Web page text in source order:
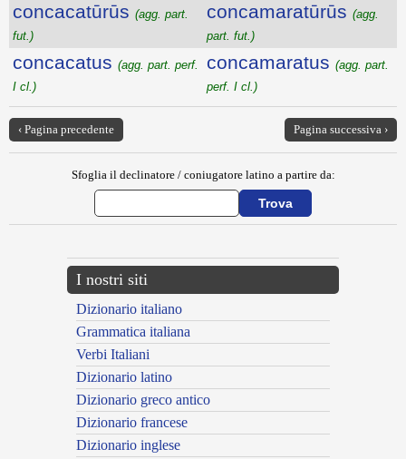
concacatūrūs (agg. part.
fut.)
concamaratūrūs (agg.
part. fut.)
concacatus (agg. part. perf.
I cl.)
concamaratus (agg. part.
perf. I cl.)
‹ Pagina precedente Pagina successiva ›
Sfoglia il declinatore / coniugatore latino a partire da:
I nostri siti
Dizionario italiano
Grammatica italiana
Verbi Italiani
Dizionario latino
Dizionario greco antico
Dizionario francese
Dizionario inglese